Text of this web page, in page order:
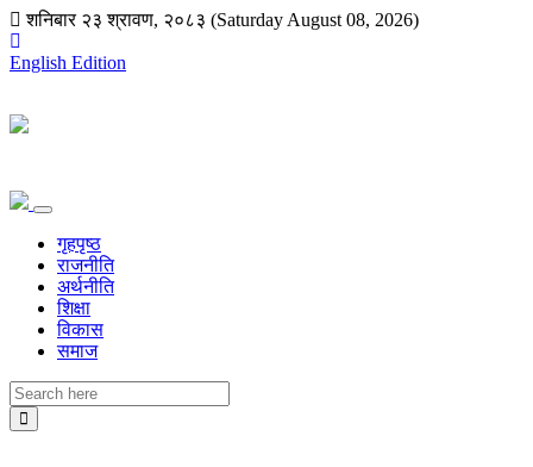
शनिबार २३ श्रावण, २०८३ (Saturday August 08, 2026)
English Edition
गृहपृष्ठ
राजनीति
अर्थनीति
शिक्षा
विकास
समाज